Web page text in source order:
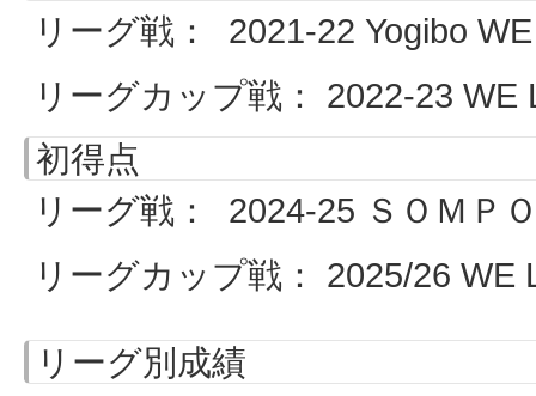
リーグ戦： 2021-22 Yogibo
リーグカップ戦： 2022-23
初得点
リーグ戦： 2024-25 ＳＯＭＰ
リーグカップ戦： 2025/26
リーグ別成績